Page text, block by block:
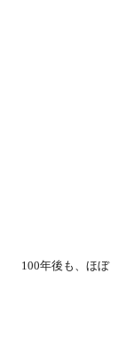
は100年後も、ほぼ